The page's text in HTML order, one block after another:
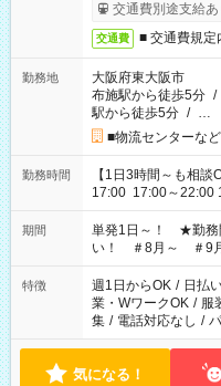
交通費別途支給あ
交通費 ■ 交通費規
勤務地
大阪府東大阪市
布施駅から徒歩5分 /
駅から徒歩5分 / …
■物流センターな
勤務時間
【1日3時間～も相談OK!】 ＜シフト例＞ 9:00～
17:00 17:00～22:00 18:00～
お気軽にご相談くだ
期間
単発1日～！ ★勤務
い！ ＃8月～ ＃9
特徴 週1日からOK / 日払
業・WワークOK / 服
集 / 電話対応なし /
気になる！